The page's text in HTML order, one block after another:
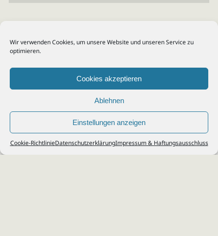
Wir verwenden Cookies, um unsere Website und unseren Service zu
optimieren.
Cookies akzeptieren
Ablehnen
Einstellungen anzeigen
Cookie-RichtlinieDatenschutzerklärungImpressum & Haftungsausschluss
© 2026Steuerberater Kempf, Köln - Steuerberatung Poll, Porz, Deutz, Mülheim,